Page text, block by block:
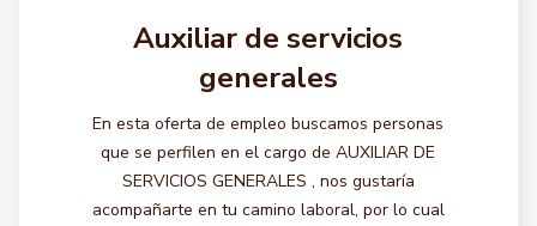
Auxiliar de servicios
generales
En esta oferta de empleo buscamos personas
que se perfilen en el cargo de AUXILIAR DE
SERVICIOS GENERALES , nos gustaría
acompañarte en tu camino laboral, por lo cual